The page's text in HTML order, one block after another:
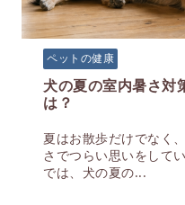
ペットの健康
犬の夏の室内暑さ対
は？
夏はお散歩だけでなく
さでつらい思いをして
では、犬の夏の...